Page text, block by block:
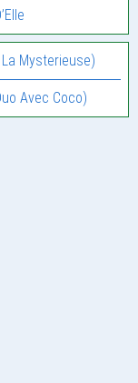
Mysterieuse)
Avec Coco)